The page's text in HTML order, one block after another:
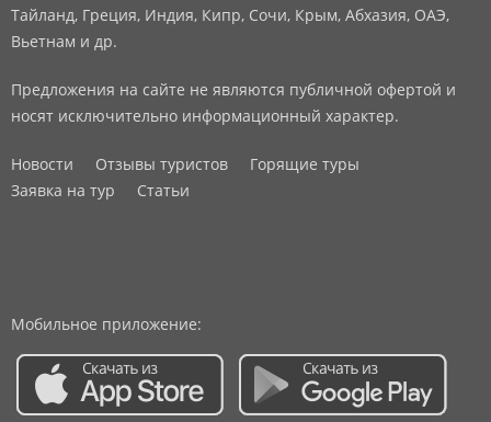
Тайланд, Греция, Индия, Кипр, Сочи, Крым, Абхазия, ОАЭ,
Вьетнам и др.
Предложения на сайте не являются публичной офертой и
носят исключительно информационный характер.
Новости Отзывы туристов
Горящие туры
Заявка на тур
Статьи
Мобильное приложение: